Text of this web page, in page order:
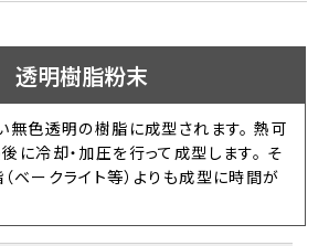
透明樹脂粉末
無色透明の樹脂に成型されます。 熱可
に冷却・加圧を行って成型します。 そ
ベークライト等）よりも成型に時間が